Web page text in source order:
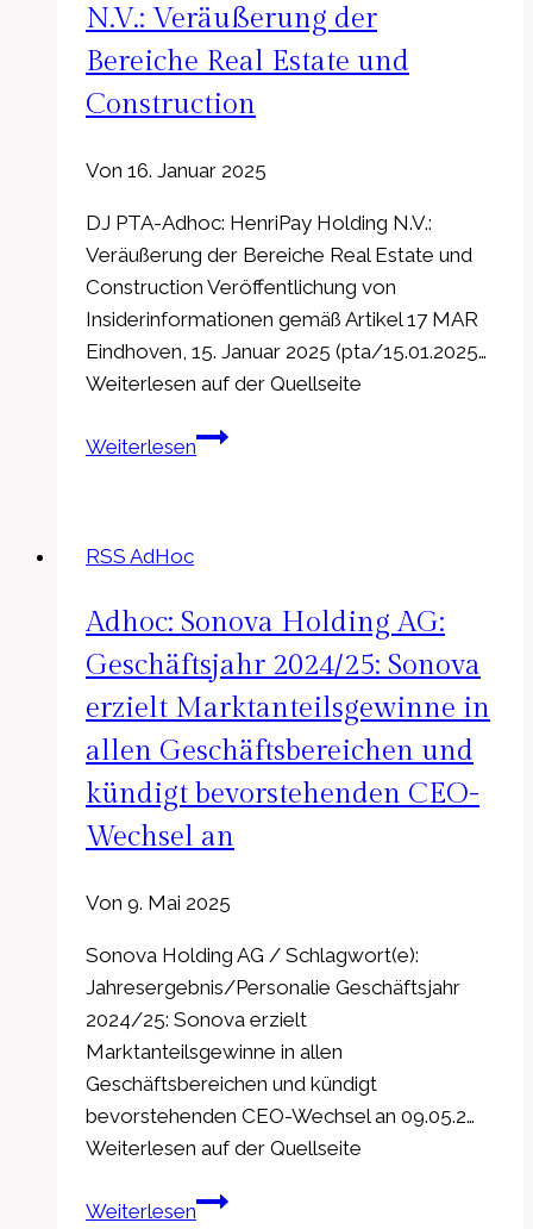
N.V.: Veräußerung der
Bereiche Real Estate und
Construction
Von 16. Januar 2025
DJ PTA-Adhoc: HenriPay Holding N.V.:
Veräußerung der Bereiche Real Estate und
Construction Veröffentlichung von
Insiderinformationen gemäß Artikel 17 MAR
Eindhoven, 15. Januar 2025 (pta/15.01.2025…
Weiterlesen auf der Quellseite
WeiterlesenPTA-
der
Bereiche
Real
Estate
und
Construction
RSS AdHoc
Adhoc: Sonova Holding AG:
Geschäftsjahr 2024/25: Sonova
erzielt Marktanteilsgewinne in
allen Geschäftsbereichen und
kündigt bevorstehenden CEO-
Wechsel an
Von 9. Mai 2025
Sonova Holding AG / Schlagwort(e):
Jahresergebnis/Personalie Geschäftsjahr
2024/25: Sonova erzielt
Marktanteilsgewinne in allen
Geschäftsbereichen und kündigt
bevorstehenden CEO-Wechsel an 09.05.2…
Weiterlesen auf der Quellseite
WeiterlesenAdhoc: